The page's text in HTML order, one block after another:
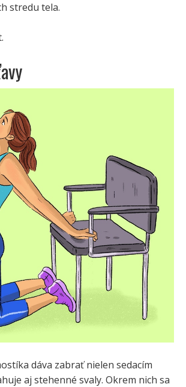
stredu tela.
dáva zabrať nielen sedacím
aj stehenné svaly. Okrem nich sa